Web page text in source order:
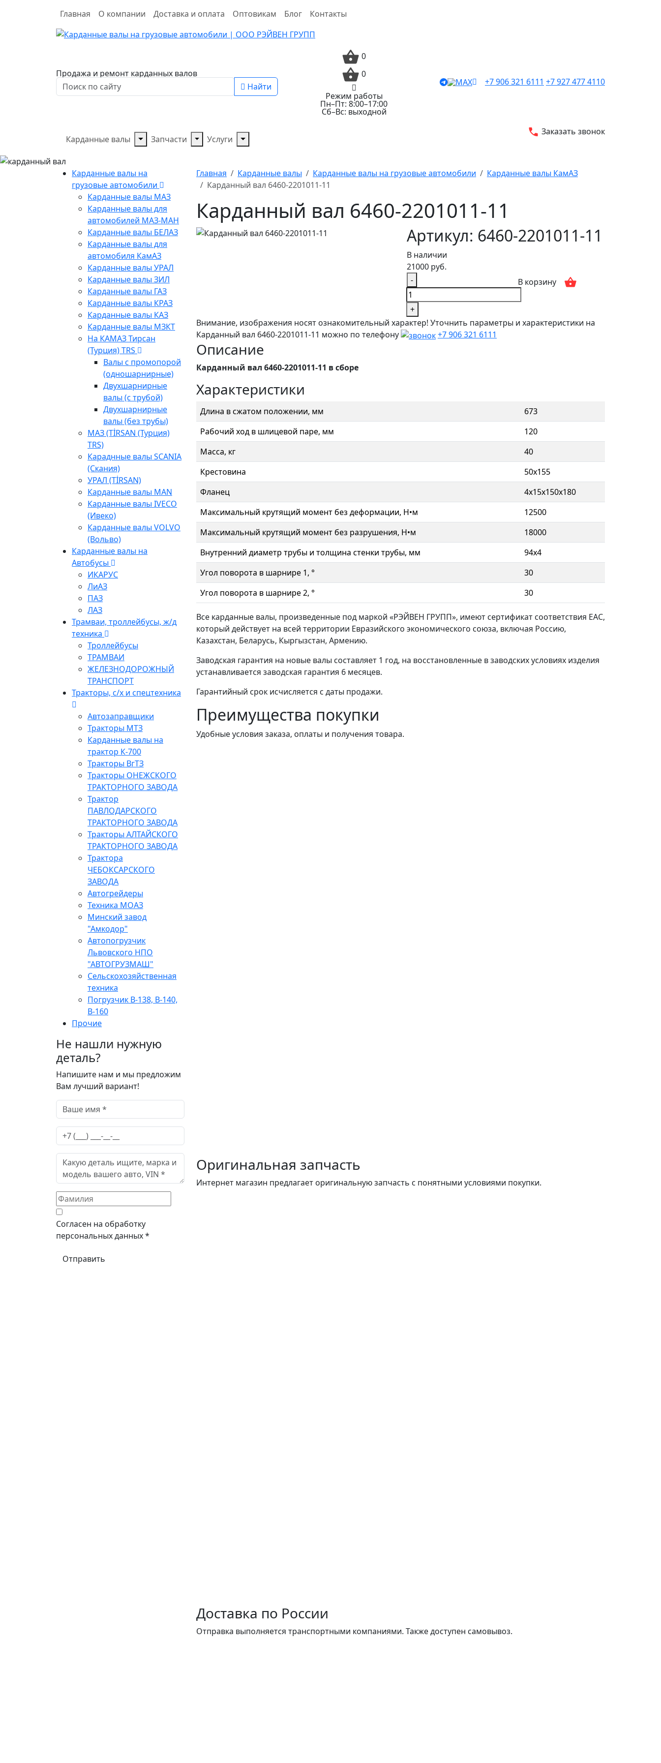
Главная О компании Доставка и оплата Оптовикам Блог Контакты
Продажа и ремонт карданных валов
Найти
0
0
Режим работы
Пн–Пт: 8:00–17:00
Сб–Вс: выходной
+7 906 321 6111 +7 927 477 4110
Карданные валы Запчасти Услуги
Заказать звонок
Карданные валы на
грузовые автомобили
Карданные валы МАЗ
Карданные валы для
автомобилей МАЗ-МАН
Карданные валы БЕЛАЗ
Карданные валы для
автомобиля КамАЗ
Карданные валы УРАЛ
Карданные валы ЗИЛ
Карданные валы ГАЗ
Карданные валы КРАЗ
Карданные валы КАЗ
Карданные валы МЗКТ
На КАМАЗ Тирсан
(Турция) TRS
Валы с промопорой
(одношарнирные)
Двухшарнирные
валы (с трубой)
Двухшарнирные
валы (без трубы)
МАЗ (TİRSAN (Турция)
TRS)
Караднные валы SCANIA
(Скания)
УРАЛ (TİRSAN)
Карданные валы МАN
Карданные валы IVECO
(Ивеко)
Карданные валы VOLVO
(Вольво)
Карданные валы на
Автобусы
ИКАРУС
ЛиАЗ
ПАЗ
ЛАЗ
Трамваи, троллейбусы, ж/д
техника
Троллейбусы
ТРАМВАИ
ЖЕЛЕЗНОДОРОЖНЫЙ
ТРАНСПОРТ
Тракторы, с/x и спецтехника
Автозаправщики
Тракторы МТЗ
Карданные валы на
трактор К-700
Тракторы ВгТЗ
Тракторы ОНЕЖСКОГО
ТРАКТОРНОГО ЗАВОДА
Трактор
ПАВЛОДАРСКОГО
ТРАКТОРНОГО ЗАВОДА
Тракторы АЛТАЙСКОГО
ТРАКТОРНОГО ЗАВОДА
Трактора
ЧЕБОКСАРСКОГО
ЗАВОДА
Автогрейдеры
Техника МОАЗ
Минский завод
"Амкодор"
Автопогрузчик
Львовского НПО
"АВТОГРУЗМАШ"
Сельскохозяйственная
техника
Погрузчик В-138, В-140,
В-160
Прочие
Не нашли нужную
деталь?
Напишите нам и мы предложим
Вам лучший вариант!
Согласен на обработку
персональных данных *
Главная Карданные валы Карданные валы на грузовые автомобили
Карданные валы КамАЗ
Карданный вал 6460-2201011-11
Карданный вал 6460-2201011-11
Артикул: 6460-2201011-11
В наличии
21000 руб.
-
+
В корзину
Внимание, изображения носят ознакомительный характер! Уточнить параметры и характеристики на
Карданный вал 6460-2201011-11 можно по телефону
+7 906 321 6111
Описание
Карданный вал 6460-2201011-11 в сборе
Характеристики
Длина в сжатом положении, мм
673
Рабочий ход в шлицевой паре, мм
120
Масса, кг
40
Крестовина
50х155
Фланец
4х15х150х180
Максимальный крутящий момент без деформации, Н•м
12500
Максимальный крутящий момент без разрушения, Н•м
18000
Внутренний диаметр трубы и толщина стенки трубы, мм
94х4
Угол поворота в шарнире 1, °
30
Угол поворота в шарнире 2, °
30
Все карданные валы, произведенные под маркой «РЭЙВЕН ГРУПП», имеют сертификат соответствия ЕАС,
который действует на всей территории Евразийского экономического союза, включая Россию,
Казахстан, Беларусь, Кыргызстан, Армению.
Заводская гарантия на новые валы составляет 1 год, на восстановленные в заводских условиях изделия
устанавливается заводская гарантия 6 месяцев.
Гарантийный срок исчисляется с даты продажи.
Преимущества покупки
Удобные условия заказа, оплаты и получения товара.
Оригинальная запчасть
Интернет магазин предлагает оригинальную запчасть с понятными условиями покупки.
Доставка по России
Отправка выполняется транспортными компаниями. Также доступен самовывоз.